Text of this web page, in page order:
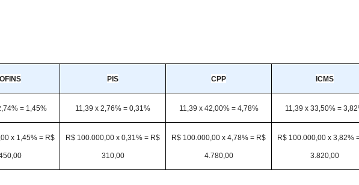
PIS CPP ICMS
= 1,45% 11,39 x 2,76% = 0,31% 11,39 x 42,00% = 4,78% 11,39 x 33,50% =
x 1,45% = R$ R$ 100.000,00 x 0,31% = R$
310,00
R$ 100.000,00 x 4,78% = R$
4.780,00
R$ 100.000,00 x 3,82%
3.820,00